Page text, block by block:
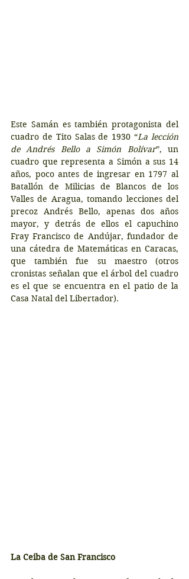
Este Samán es también protagonista del
cuadro de Tito Salas de 1930 “La lección
de Andrés Bello a Simón Bolívar”, un
cuadro que representa a Simón a sus 14
años, poco antes de ingresar en 1797 al
Batallón de Milicias de Blancos de los
Valles de Aragua, tomando lecciones del
precoz Andrés Bello, apenas dos años
mayor, y detrás de ellos el capuchino
Fray Francisco de Andújar, fundador de
una cátedra de Matemáticas en Caracas,
que también fue su maestro (otros
cronistas señalan que el árbol del cuadro
es el que se encuentra en el patio de la
Casa Natal del Libertador).
La Ceiba de San Francisco